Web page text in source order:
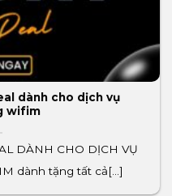
dành cho dịch vụ
wifim
DÀNH CHO DỊCH VỤ
dành tặng tất cả[...]